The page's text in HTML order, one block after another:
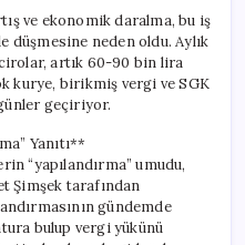
ve ekonomik daralma, bu iş
neden oldu. Aylık
artık 60-90 bin lira
kurye, birikmiş vergi ve SGK
geçiriyor.
Yanıtı**
“yapılandırma” umudu,
Şimşek tarafından
gündemde
bulup vergi yükünü